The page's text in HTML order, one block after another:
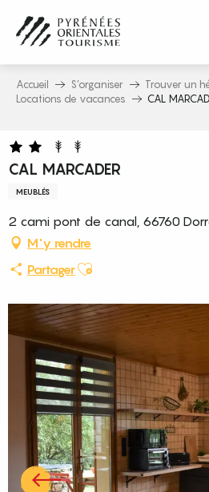
contenu
principal
Accueil S’organiser
Trouver un
Locations de vacances
CAL
CAL MARCADER
MEUBLÉS
2 cami pont de canal, 66760
M'y rendre
PartagerAjouter aux favoris